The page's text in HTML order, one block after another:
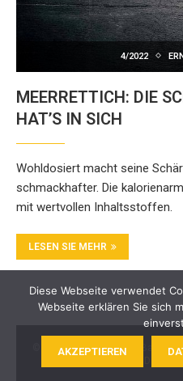
4/2022
MEERRETTICH: DIE
HAT’S IN SICH
Wohldosiert macht seine
schmackhafter. Die
mit wertvollen Inhaltsstoffen.
LESEN SIE MEHR
© 2024 BKK Akzo Nobel
Diese Webseite verwendet
Webseite erklären Sie sich
AKZEPTIEREN